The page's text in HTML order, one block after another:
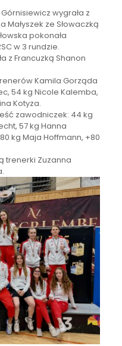
wygrała z
Małyszek ze Słowaczką
pokonała
w 3 rundzie.
z Francuzką Shanon
Kamila Gorząda
54 kg Nicole Kalemba,
Kotyza.
zawodniczek: 44 kg
57 kg Hanna
kg Maja Hoffmann, +80
trenerki Zuzanna